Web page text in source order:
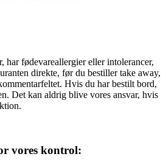
har fødevareallergier eller intolerancer,
direkte, før du bestiller take away,
Hvis du har bestilt bord,
Det kan aldrig blive vores ansvar, hvis
vores kontrol: